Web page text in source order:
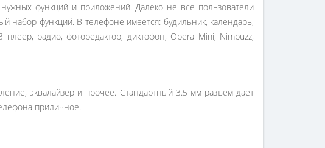
функций и приложений. Далеко не все пользователи
набор функций. В телефоне имеется: будильник, календарь,
радио, фоторедактор, диктофон, Opera Mini, Nimbuzz,
эквалайзер и прочее. Стандартный 3.5 мм разъем дает
приличное.